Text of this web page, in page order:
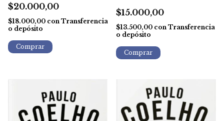
$20.000,00
$18.000,00 con Transferencia
o depósito
$15.000,00
$13.500,00 con Transferencia
o depósito